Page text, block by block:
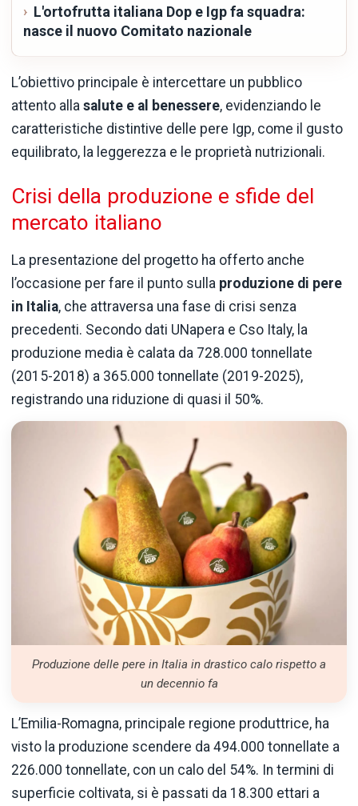
L'ortofrutta italiana Dop e Igp fa squadra:
nasce il nuovo Comitato nazionale
L’obiettivo principale è intercettare un pubblico
attento alla salute e al benessere, evidenziando le
caratteristiche distintive delle pere Igp, come il gusto
equilibrato, la leggerezza e le proprietà nutrizionali.
Crisi della produzione e sfide del
mercato italiano
La presentazione del progetto ha offerto anche
l’occasione per fare il punto sulla produzione di pere
in Italia, che attraversa una fase di crisi senza
precedenti. Secondo dati UNapera e Cso Italy, la
produzione media è calata da 728.000 tonnellate
(2015-2018) a 365.000 tonnellate (2019-2025),
registrando una riduzione di quasi il 50%.
Produzione delle pere in Italia in drastico calo rispetto a
un decennio fa
L’Emilia-Romagna, principale regione produttrice, ha
visto la produzione scendere da 494.000 tonnellate a
226.000 tonnellate, con un calo del 54%. In termini di
superficie coltivata, si è passati da 18.300 ettari a